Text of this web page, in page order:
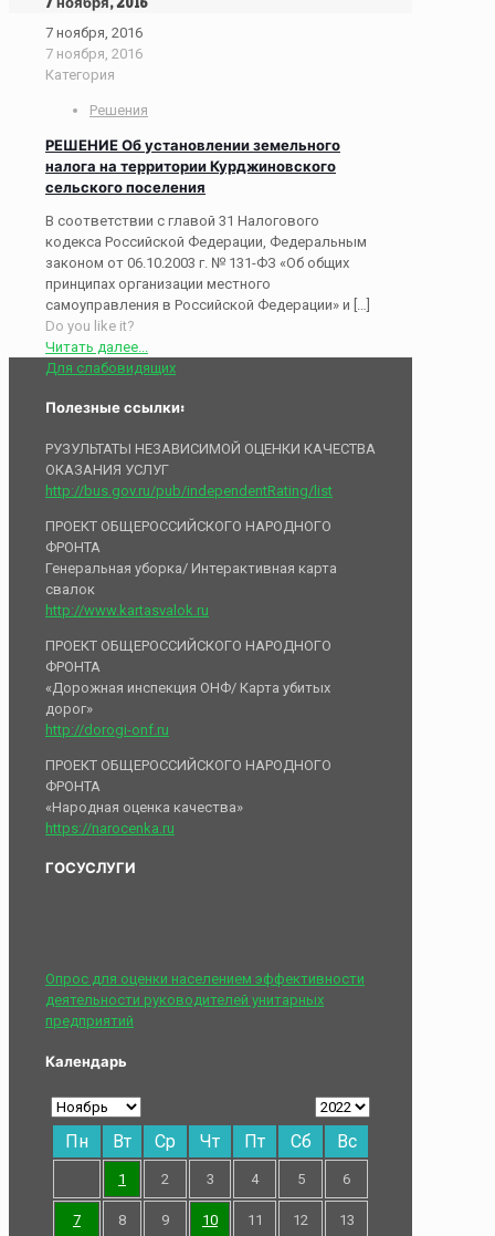
7 ноября, 2016
7 ноября, 2016
Категория
Решения
РЕШЕНИЕ Об установлении земельного
налога на территории Курджиновского
сельского поселения
В соответствии с главой 31 Налогового
кодекса Российской Федерации, Федеральным
законом от 06.10.2003 г. № 131-ФЗ «Об общих
принципах организации местного
самоуправления в Российской Федерации» и […]
Do you like it?
Читать далее...
Для слабовидящих
Полезные ссылки:
РУЗУЛЬТАТЫ НЕЗАВИСИМОЙ ОЦЕНКИ КАЧЕСТВА
ОКАЗАНИЯ УСЛУГ
http://bus.gov.ru/pub/independentRating/list
ПРОЕКТ ОБЩЕРОССИЙСКОГО НАРОДНОГО
ФРОНТА
Генеральная уборка/ Интерактивная карта
свалок
http://www.kartasvalok.ru
ПРОЕКТ ОБЩЕРОССИЙСКОГО НАРОДНОГО
ФРОНТА
«Дорожная инспекция ОНФ/ Карта убитых
дорог»
http://dorogi-onf.ru
ПРОЕКТ ОБЩЕРОССИЙСКОГО НАРОДНОГО
ФРОНТА
«Народная оценка качества»
https://narocenka.ru
ГОСУСЛУГИ
Опрос для оценки населением эффективности
деятельности руководителей унитарных
предприятий
Календарь
Пн Вт Ср Чт Пт Сб Вс
1 2 3 4 5 6
7 8 9 10 11 12 13